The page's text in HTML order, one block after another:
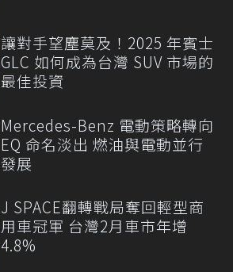
讓對手望塵莫及！2025 年賓士
GLC 如何成為台灣 SUV 市場的
最佳投資
Mercedes-Benz 電動策略轉向
EQ 命名淡出 燃油與電動並行
發展
J SPACE翻轉戰局奪回輕型商
用車冠軍 台灣2月車市年增
4.8%